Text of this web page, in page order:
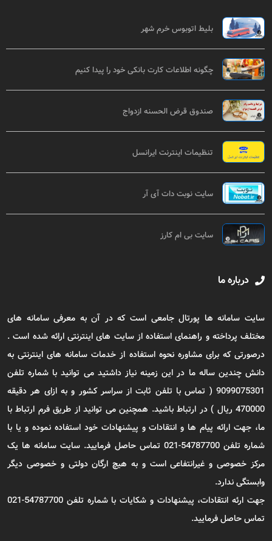
بلیط اتوبوس خرم شهر
چگونه اطلاعات کارت بانکی خود را پیدا کنیم
صندوق قرض الحسنه ازدواج
تنظیمات اینترنت ایرانسل
سایت نوبت دات آی آر
سایت بی ام کارز
درباره ما
سایت سامانه ها پورتال جامعی است که در آن به معرفی سامانه های
مختلف پرداخته و راهنمای استفاده از سایت های اینترنتی ارائه شده است .
درصورتی که برای مشاوره نحوه استفاده از خدمات سامانه های اینترنتی به
دانش چندین ساله ما در این زمینه نیاز داشتید می توانید با شماره تلفن
9099075301 ( تماس با تلفن ثابت از سراسر کشور و به ازای هر دقیقه
470000 ریال ) در ارتباط باشید. همچنین می توانید از طریق فرم ارتباط با
ما، جهت ارائه پیام ها و انتقادات و پیشنهادات خود استفاده نموده و یا با
شماره تلفن 54787700-021 تماس حاصل فرمایید. سایت سامانه ها یک
مرکز خصوصی و غیرانتفاعی است و به هیچ ارگان دولتی و خصوصی دیگر
وابستگی ندارد.
جهت ارئه انتقادات، پیشنهادات و شکایات با شماره تلفن 54787700-021
تماس حاصل فرمایید.